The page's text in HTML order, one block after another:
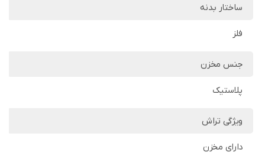
ساختار بدنه
فلز
جنس مخزن
پلاستیک
ویژگی تراش
دارای مخزن